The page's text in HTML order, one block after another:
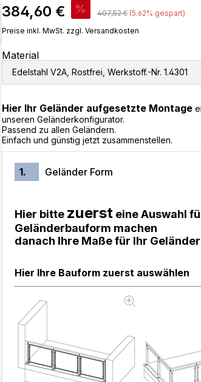
Verkaufspreis:
384,60 € % Regulärer Preis:
407,52 € (5.62% gespart)
Preise inkl. MwSt. zzgl. Versandkosten
Material
Edelstahl V2A, Rostfrei, Werkstoff.-Nr. 1.4301
Hier Ihr Geländer aufgesetzte Montage
unseren Geländerkonfigurator.
Passend zu allen Geländern.
Einfach und günstig jetzt zusammenstellen.
1. Geländer Form
Hier bitte zuersteine Auswahl
Geländerbauform machen
danach Ihre Maße für Ihr
Hier Ihre Bauform zuerst auswählen